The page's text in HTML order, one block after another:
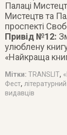
Палаці
Мистецтв та
проспекті
Привід №12:
улюблену
«Найкраща
Мітки: TRANSLIT,
Фест,
видавців